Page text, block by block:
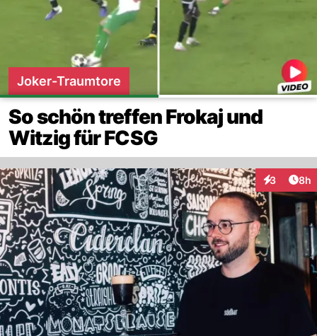
Joker-Traumtore
So schön treffen Frokaj und
Witzig für FCSG
3 8h